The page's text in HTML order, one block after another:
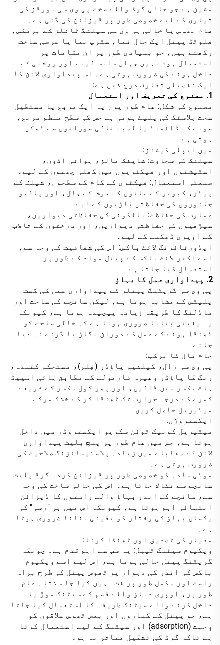
مشین ہے جو خالی گرڈ والے سخت پی وی سی بورڈز کی
تیاری کے لیے خصوصی طور پر ڈیزائن کی گئی ہے۔
عام ٹھوس یا خالی پی وی سی سیلنگ ٹائلز کے برعکس،
فلوٹڈ پینل ایک جال نما، سٹرپ نما یا عرضی ساخت
رکھتے ہیں، جو بنیادی طور پر ان مقامات پر
استعمال ہوتے ہیں جہاں سانس لینے اور روشنی کے
داخل ہونے کی ضرورت ہوتی ہے۔ اس پیداواری لائن کا
ایک تفصیلی تعارف درج ذیل ہے:
1. مصنوع کی تعریف اور استعمال
مصنوع کی شکل: عام طور پر، یہ ایک مربع یا مستطیل
سخت پلاسٹک کی پلیٹ ہوتی ہے جس کی سطح منظم مربع،
سونے کے ڈائمنڈ یا لمبے خالی سوراخوں سے ڈھکی
ہوتی ہے۔
میں ایپلی کیشنز:
سیلنگ کی سجاوٹ: شاپنگ مالز، ہوائی اڈوں،
اسٹیشنوں اور فیکٹریوں میں کھلی چھتوں کے لیے۔
صنعتی استعمال: فیکٹری کے کام کے سطحوں، شیلف کے
پیڈز، کبوتر کے خانوں کے فرش کے جال، اور پالتو
جانوروں کی حفاظتی باڑیوں کے لیے۔
عمارت کی حفاظت: بالکونی کی حفاظتی دیواریں،
سیڑھیوں کی حفاظتی دیواریں، اور درختوں کے تالاب
کے اوپری ڈھکنے کے لیے۔
ایڈورٹائزنگ لائٹ باکس: اس کی شفافیت کی وجہ سے،
اسے اکثر لائٹ باکس کے پینل مواد کے طور پر
استعمال کیا جاتا ہے۔
2. پیداواری عمل کا بہاؤ
پی وی سی گریٹنگ پینلز کے پیداواری عمل کی گسٹ
پلیٹس کے مشابہ ہوتا ہے، لیکن سانچے کی ساخت اور
ماڈلنگ کا طریقہ زیادہ پیچیدہ ہوتا ہے، کیونکہ
یہ یقینی بنانا ضروری ہوتا ہے کہ خالی ساخت کو
ٹھنڈا ہونے کے عمل کے دوران بگاڑ یا گرنے نہ دیا
جائے۔
خام مال کا مرکب:
پی وی سی رال، کیلشیم پاؤڈر (فِلر)، مستحکم کنندہ،
رنگ کا پاؤڈر وغیرہ فارمولے کے مطابق ہائی اسپیڈ
ہاٹ مکسر میں ڈالیں، اور پھر کول مکسر کے ذریعے
کمرے کے درجہ حرارت تک ٹھنڈا کر کے خشک مرکب
میٹیریل حاصل کریں۔
ایکستروژن:
میٹیریل کونیک ٹوئن سکریو ایکستروڈر میں داخل
ہوتا ہے، جس میں عام طور پر پنچ پلیٹ پیداواری
لائن کے مقابلے میں زیادہ پلاسٹیسائزنگ صلاحیت کی
ضرورت ہوتی ہے۔
موٹی مادہ کو خصوصی طور پر ڈیزائن کردہ گرڈ پلیٹ
سانچے سے نکالا جاتا ہے۔ اس کی خالی ساخت کی وجہ
سے، سانچے کے اندر بہاؤ والے راستوں کا ڈیزائن
انتہائی اہم ہوتا ہے، کیونکہ اس میں ہر "رسی" کی
یکساں بہاؤ کی رفتار کو یقینی بنانا ضروری ہوتا
ہے۔
معیار کی تصدیق اور ٹھنڈا کرنا:
ویکیوم سیٹنگ ٹیبل: یہ سب سے اہم قدم ہے۔ چونکہ
گریٹنگ پینل خالی ہوتا ہے، اس لیے اسے ویکیوم
باکس کی اندر کی دیوار پر ٹھوس پینل کی طرح براہ
راست اور مکمل طور پر فٹ نہیں کیا جا سکتا۔ عام
طور پر، اوپری دباؤ والے قسم کے سیٹنگ موڑ یا
داخل کرنے والے سیٹنگ طریقہ کا استعمال کیا جاتا
ہے، جو پینل کے کناروں اور بعض ٹھوس علاقوں کو
وِجہت (adsorption) اور سیٹنگ کے لیے استعمال کرتا
ہے تاکہ گرڈ کی تشکیل متاثر نہ ہو۔